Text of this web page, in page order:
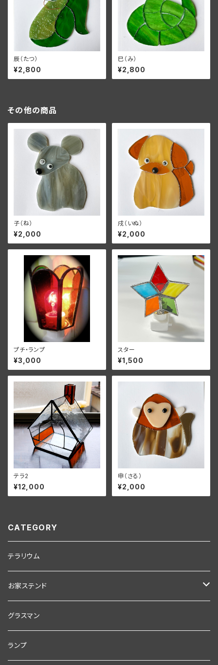
辰（たつ）
¥2,800
巳（み）
¥2,800
その他の商品
子（ね）
¥2,000
戌（いぬ）
¥2,000
プチ・ランプ
¥3,000
スター
¥1,500
テラ2
¥12,000
申（さる）
¥2,000
CATEGORY
テラリウム
お家ステンド
スターターセット
コテあり
制作用キット
グラスマン
ランプ